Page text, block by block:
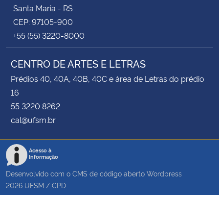
Santa Maria - RS
CEP: 97105-900
+55 (55) 3220-8000
CENTRO DE ARTES E LETRAS
Prédios 40, 40A, 40B, 40C e área de Letras do prédio
16
55 3220 8262
cal@ufsm.br
Acesso à
Informação
Desenvolvido com o CMS de código aberto Wordpress
2026 UFSM / CPD